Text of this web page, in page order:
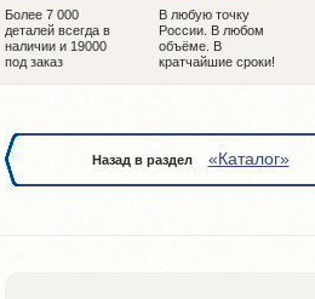
Более 7 000
деталей всегда в
наличии и 19000
под заказ
В любую точку
России. В любом
объёме. В
кратчайшие сроки!
Назад в раздел «Каталог»